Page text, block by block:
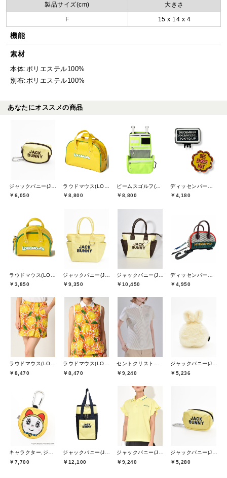
製品サイズ(cm) 大きさ
F 15 x 14 x 4
機能
素材
本体:ポリエステル100%
別布:ポリエステル100%
あなたにオススメの商品
￥6,050
￥8,800
￥8,800
￥4,180
￥3,850
￥9,350
￥10,450
￥4,950
ラウドマウス(LOUDMOUTH)
￥8,470
ラウドマウス(LOUDMOUTH)
￥8,470
セントクリストファーゴルフ(St.ChristopherGolf)
￥9,240
ジャックバニー(Jack Bunny)
￥5,236
キャラクター,ジャックバニー(Jack Bunny)
￥7,700
ジャックバニー(Jack Bunny)
￥12,100
ジャックバニー(Jack Bunny)
￥9,240
ジャックバニー(Jack Bunny)
￥5,280